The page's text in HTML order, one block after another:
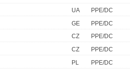
UA
PPE/DC
GE
PPE/DC
CZ
PPE/DC
CZ
PPE/DC
PL
PPE/DC